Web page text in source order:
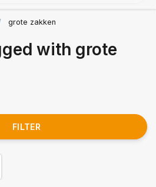
grote zakken
with grote
FILTER